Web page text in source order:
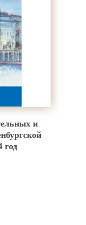
и
год